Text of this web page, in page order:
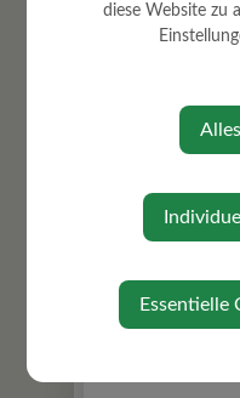
Mitarbeiter
Gemeinderat
Über die
diese Website zu
Essentielle